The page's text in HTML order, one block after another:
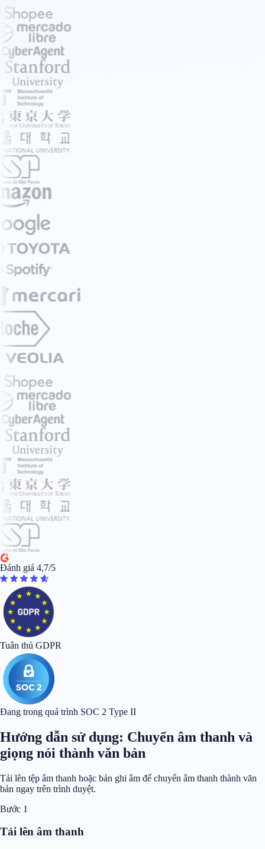
Đánh giá 4,7/5
Tuân thủ GDPR
Đang trong quá trình SOC 2 Type II
Hướng dẫn sử dụng: Chuyển âm thanh và
giọng nói thành văn bản
Tải lên tệp âm thanh hoặc bản ghi âm để chuyển âm thanh thành văn
bản ngay trên trình duyệt.
Bước 1
Tải lên âm thanh